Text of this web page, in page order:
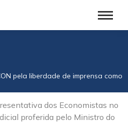
pela liberdade de imprensa
dos Economistas no
proferida pelo Ministro do